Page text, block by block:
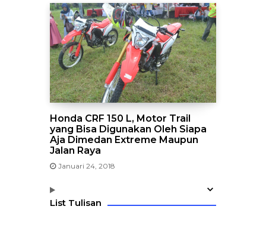
Honda CRF 150 L, Motor Trail
yang Bisa Digunakan Oleh Siapa
Aja Dimedan Extreme Maupun
Jalan Raya
Januari 24, 2018
List Tulisan